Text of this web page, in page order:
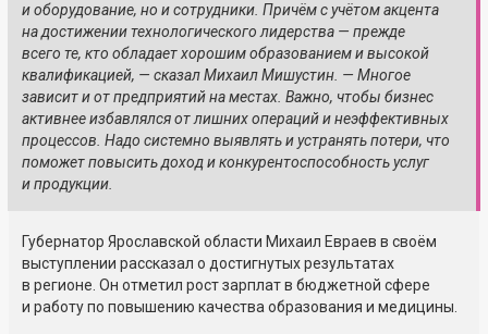
и оборудование, но и сотрудники. Причём с учётом акцента
на достижении технологического лидерства — прежде
всего те, кто обладает хорошим образованием и высокой
квалификацией, — сказал Михаил Мишустин. — Многое
зависит и от предприятий на местах. Важно, чтобы бизнес
активнее избавлялся от лишних операций и неэффективных
процессов. Надо системно выявлять и устранять потери, что
поможет повысить доход и конкурентоспособность услуг
и продукции.
Губернатор Ярославской области Михаил Евраев в своём
выступлении рассказал о достигнутых результатах
в регионе. Он отметил рост зарплат в бюджетной сфере
и работу по повышению качества образования и медицины.